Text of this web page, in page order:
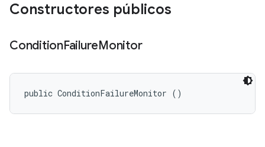
Constructores públicos
ConditionFailureMonitor
public ConditionFailureMonitor ()